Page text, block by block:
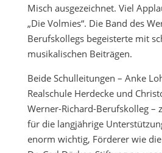
Misch ausgezeichnet. Viel
„Die Volmies“. Die Band des
Berufskollegs begeisterte mit
musikalischen Beiträgen.
Beide Schulleitungen – Anke
Realschule Herdecke und
Werner-Richard-Berufskolleg –
für die langjährige
enorm wichtig, Förderer wie